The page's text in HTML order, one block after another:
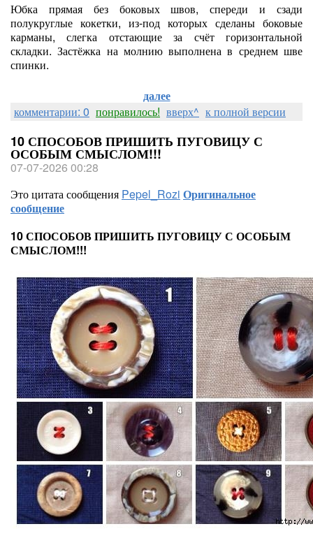
Юбка прямая без боковых швов, спереди и сзади
полукруглые кокетки, из-под которых сделаны боковые
карманы, слегка отстающие за счёт горизонтальной
складки. Застёжка на молнию выполнена в среднем шве
спинки.
далее
комментарии: 0 понравилось! вверх^ к полной версии
10 СПОСОБОВ ПРИШИТЬ ПУГОВИЦУ С
ОСОБЫМ СМЫСЛОМ!!!
07-07-2026 00:28
Это цитата сообщения Pepel_Rozi Оригинальное
сообщение
10 СПОСОБОВ ПРИШИТЬ ПУГОВИЦУ С ОСОБЫМ
СМЫСЛОМ!!!